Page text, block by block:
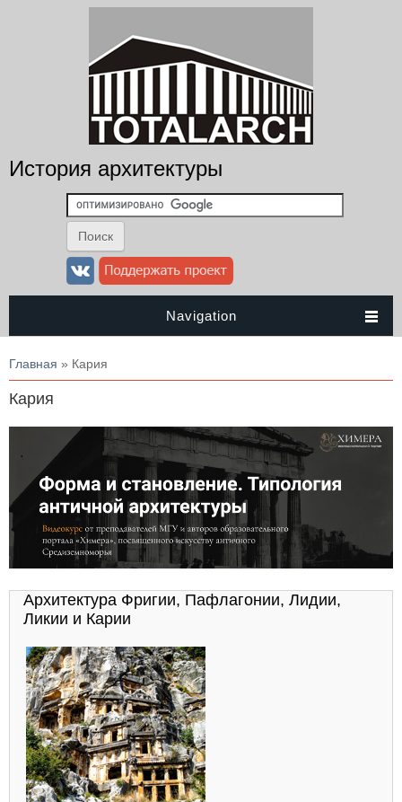
История архитектуры
Navigation
Вы здесь
Главная » Кария
Кария
Архитектура Фригии, Пафлагонии, Лидии,
Ликии и Карии